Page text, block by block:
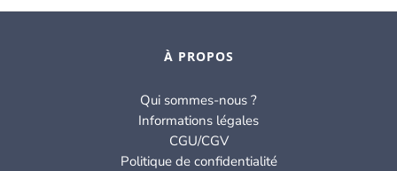
À PROPOS
Qui sommes-nous ?
Informations légales
CGU/CGV
Politique de confidentialité